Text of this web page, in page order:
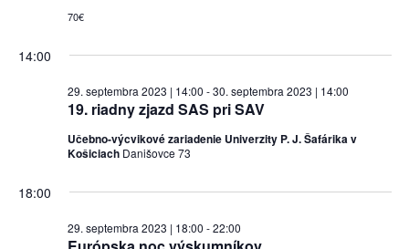
70€
14:00
19. riadny zjazd SAS pri SAV
29. septembra 2023 | 14:00 -30. septembra 2023 | 14:00
Učebno-výcvikové zariadenie Univerzity P. J. Šafárika v
Košiciach Danišovce 73
18:00
29. septembra 2023 | 18:00 -22:00